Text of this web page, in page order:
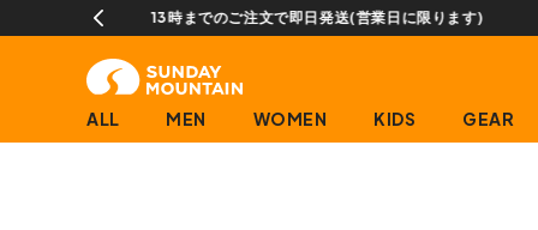
ALL MEN WOMEN KIDS GEAR